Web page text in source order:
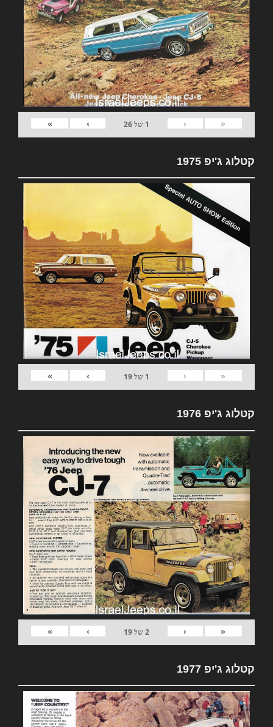
«
‹
1 של26
›
»
קטלוג ג'יפ 1975
«
‹
1 של19
›
»
קטלוג ג'יפ 1976
«
‹
2של19
›
»
קטלוג ג'יפ 1977